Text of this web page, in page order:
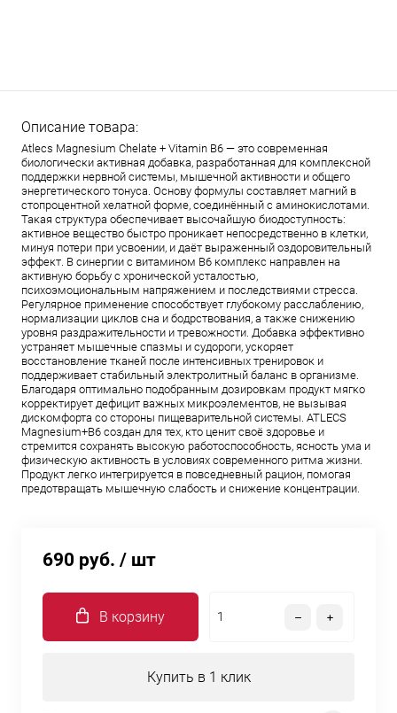
Описание товара:
Atlecs Magnesium Chelate + Vitamin B6 — это современная
биологически активная добавка, разработанная для комплексной
поддержки нервной системы, мышечной активности и общего
энергетического тонуса. Основу формулы составляет магний в
стопроцентной хелатной форме, соединённый с аминокислотами.
Такая структура обеспечивает высочайшую биодоступность:
активное вещество быстро проникает непосредственно в клетки,
минуя потери при усвоении, и даёт выраженный оздоровительный
эффект. В синергии с витамином B6 комплекс направлен на
активную борьбу с хронической усталостью,
психоэмоциональным напряжением и последствиями стресса.
Регулярное применение способствует глубокому расслаблению,
нормализации циклов сна и бодрствования, а также снижению
уровня раздражительности и тревожности. Добавка эффективно
устраняет мышечные спазмы и судороги, ускоряет
восстановление тканей после интенсивных тренировок и
поддерживает стабильный электролитный баланс в организме.
Благодаря оптимально подобранным дозировкам продукт мягко
корректирует дефицит важных микроэлементов, не вызывая
дискомфорта со стороны пищеварительной системы. ATLECS
Magnesium+B6 создан для тех, кто ценит своё здоровье и
стремится сохранять высокую работоспособность, ясность ума и
физическую активность в условиях современного ритма жизни.
Продукт легко интегрируется в повседневный рацион, помогая
предотвращать мышечную слабость и снижение концентрации.
690 руб. / шт
В корзину
Купить в 1 клик